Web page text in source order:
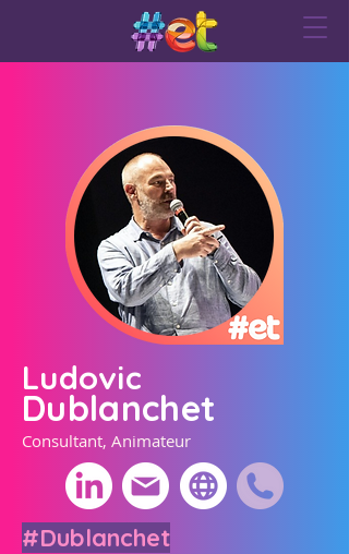
Ludovic
Dublanchet
Consultant, Animateur
#Dublanchet